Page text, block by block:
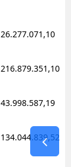
26.277.071,10
216.879.351,10
43.998.587,19
134.044.839,52